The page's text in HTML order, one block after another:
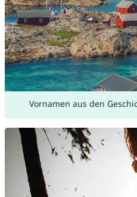
Vornamen aus den